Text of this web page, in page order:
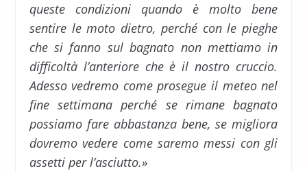
queste condizioni quando è molto bene
sentire le moto dietro, perché con le pieghe
che si fanno sul bagnato non mettiamo in
difficoltà l’anteriore che è il nostro cruccio.
Adesso vedremo come prosegue il meteo nel
fine settimana perché se rimane bagnato
possiamo fare abbastanza bene, se migliora
dovremo vedere come saremo messi con gli
assetti per l’asciutto.»